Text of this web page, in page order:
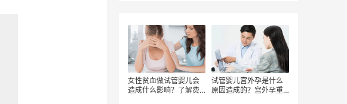
女性贫血做试管婴儿会
造成什么影响？了解费
试管婴儿宫外孕是什么
原因造成的？宫外孕重